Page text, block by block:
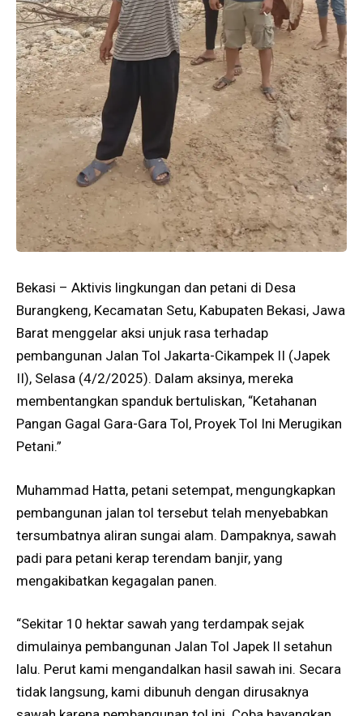
Bekasi – Aktivis lingkungan dan petani di Desa
Burangkeng, Kecamatan Setu, Kabupaten Bekasi, Jawa
Barat menggelar aksi unjuk rasa terhadap
pembangunan Jalan Tol Jakarta-Cikampek II (Japek
II), Selasa (4/2/2025). Dalam aksinya, mereka
membentangkan spanduk bertuliskan, “Ketahanan
Pangan Gagal Gara-Gara Tol, Proyek Tol Ini Merugikan
Petani.”
Muhammad Hatta, petani setempat, mengungkapkan
pembangunan jalan tol tersebut telah menyebabkan
tersumbatnya aliran sungai alam. Dampaknya, sawah
padi para petani kerap terendam banjir, yang
mengakibatkan kegagalan panen.
“Sekitar 10 hektar sawah yang terdampak sejak
dimulainya pembangunan Jalan Tol Japek II setahun
lalu. Perut kami mengandalkan hasil sawah ini. Secara
tidak langsung, kami dibunuh dengan dirusaknya